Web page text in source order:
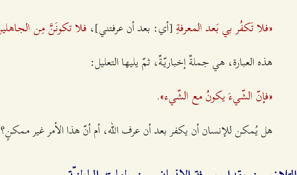
«فلا تَكفُر بي بَعد المعرفةِ [أي: بعد أن عرفتني]، فلا تكونَنَّ مِن
هذه العبارة، هي جملةٌ إخباريّةٌ، ثمّ يليها التعليل:
«فإنّ الشّي‌ءَ يكونُ مع الشّيء».
هل يُمكن للإنسان أن يكفر بعد أن عرف الله، أم أنّ هذا الأمر غير ممكنٍ؟